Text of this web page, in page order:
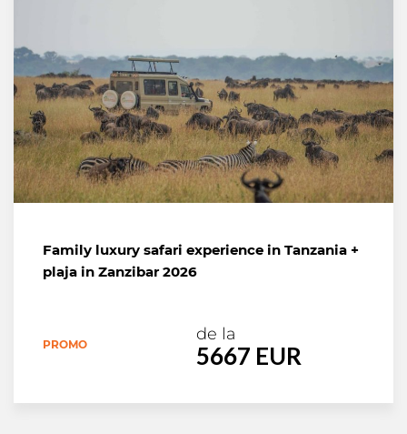
Family luxury safari experience in Tanzania +
plaja in Zanzibar 2026
PROMO
de la
5667 EUR